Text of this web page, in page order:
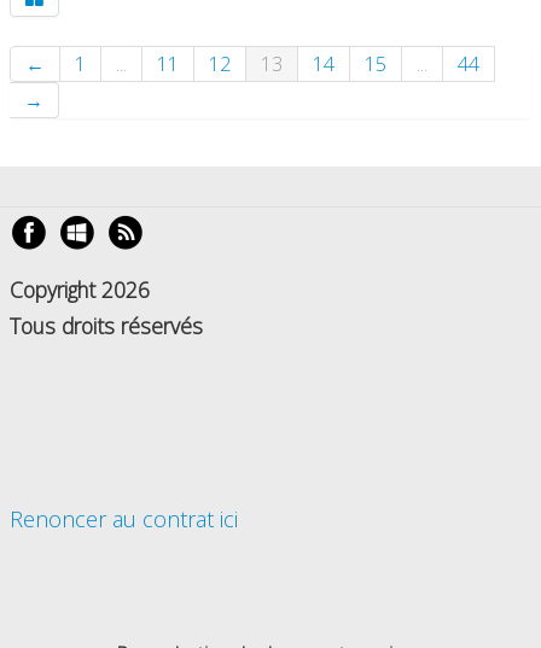
← 1 ... 11 12 13 14 15 ...
44
→
Copyright 2026
Tous droits réservés
Renoncer au contrat ici